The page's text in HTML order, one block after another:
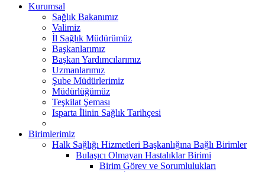
Kurumsal
Sağlık Bakanımız
Valimiz
İl Sağlık Müdürümüz
Başkanlarımız
Başkan Yardımcılarımız
Uzmanlarımız
Şube Müdürlerimiz
Müdürlüğümüz
Teşkilat Şeması
Isparta İlinin Sağlık Tarihçesi
Birimlerimiz
Halk Sağlığı Hizmetleri Başkanlığına Bağlı Birimler
Bulaşıcı Olmayan Hastalıklar Birimi
Birim Görev ve Sorumlulukları